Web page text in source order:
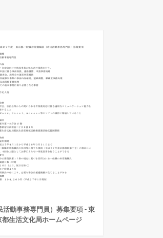
活動事務専門員）募集要項 - 東
都生活文化局ホームページ